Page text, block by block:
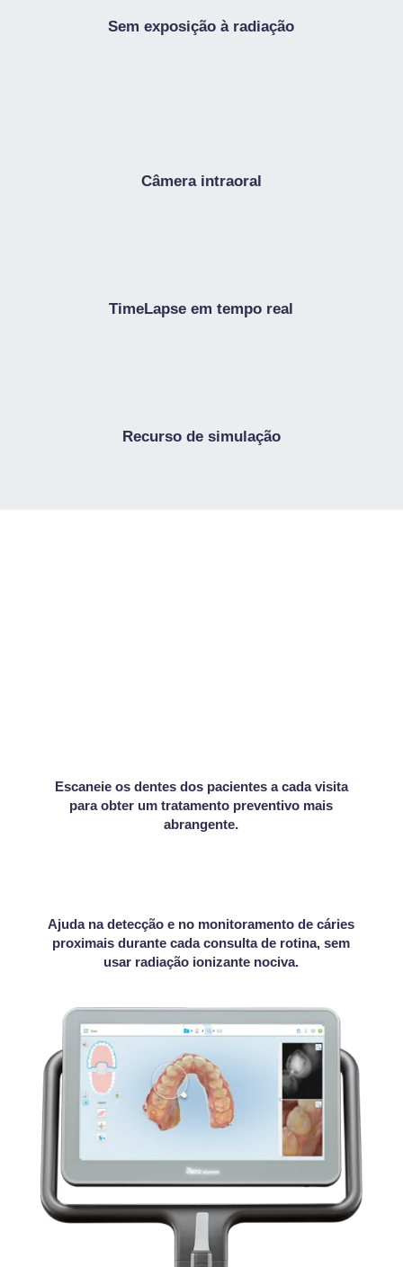
Sem exposição à radiação
Câmera intraoral
TimeLapse em tempo real
Recurso de simulação
Escaneie os dentes dos pacientes a cada visita
para obter um tratamento preventivo mais
abrangente.
Ajuda na detecção e no monitoramento de cáries
proximais durante cada consulta de rotina, sem
usar radiação ionizante nociva.